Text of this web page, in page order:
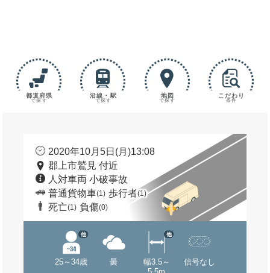
都道府県
で探す
沿線・駅
で探す
地図
で探す
こだわり
条件
2020年10月5日(月)13:08
郡上市鷲見 付近
人対車両 小破事故
普通貨物車(1) 歩行者(1)
死亡(1) 負傷(0)
25～34歳
他
曇
幅3.5～
他
信号なし